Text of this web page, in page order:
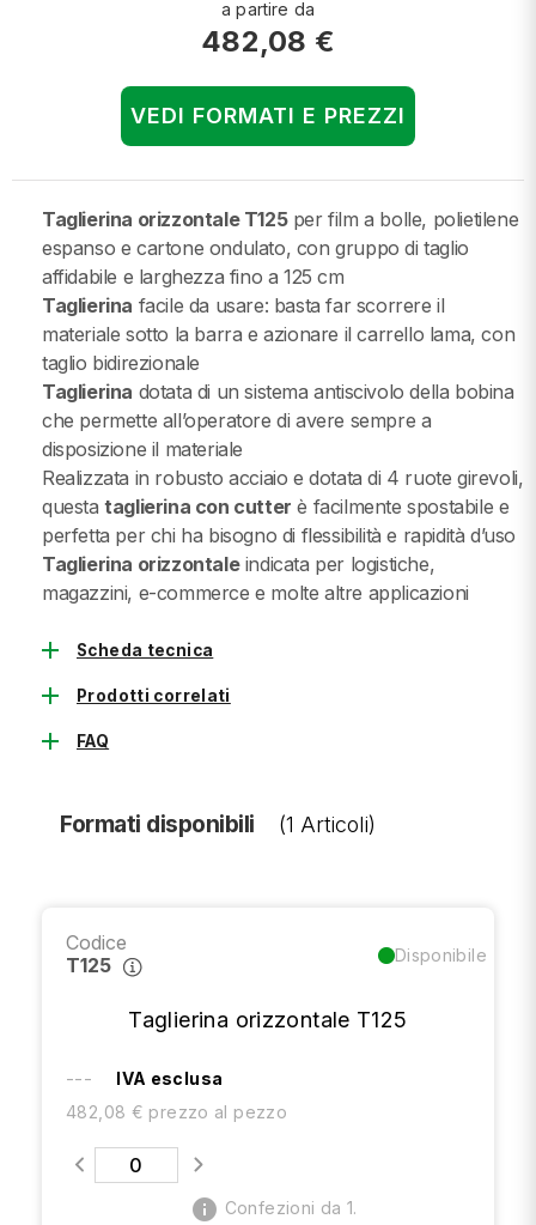
a partire da
482,08 €
VEDI FORMATI E PREZZI
Taglierina orizzontale T125per film a bolle, polietilene
espanso e cartone ondulato, con gruppo di taglio
affidabile e larghezza fino a 125 cm
Taglierina facile da usare: basta far scorrere il
materiale sotto la barra e azionare il carrello lama, con
taglio bidirezionale
Taglierina dotata di un sistema antiscivolo della bobina
che permette all’operatore di avere sempre a
disposizione il materiale
Realizzata in robusto acciaio e dotata di 4 ruote girevoli,
questataglierina con cutter è facilmente spostabile e
perfetta per chi ha bisogno di flessibilità e rapidità d’uso
Taglierina orizzontaleindicata per logistiche,
magazzini, e-commerce e molte altre applicazioni
add Scheda tecnica
add Prodotti correlati
add FAQ
Formati disponibili (1 Articoli)
Codice
T125
Disponibile
Taglierina orizzontale T125
---
IVA esclusa
482,08 € prezzo al pezzo
info Confezioni da 1.